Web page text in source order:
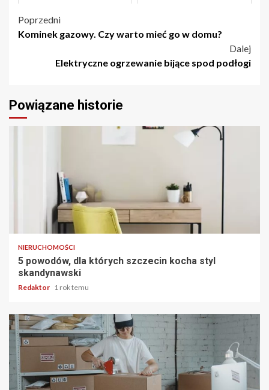
Nawigacja
wpisu
Poprzedni
Kominek gazowy. Czy warto mieć go w domu?
Dalej
Elektryczne ogrzewanie bijące spod podłogi
Powiązane historie
3 min odczytu
NIERUCHOMOŚCI
5 powodów, dla których szczecin kocha styl
skandynawski
Redaktor 1 rok temu